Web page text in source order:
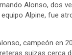
Alonso, dos
Alpine, fue
campeón en
suizas cerca